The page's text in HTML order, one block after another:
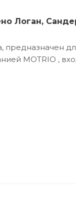
Логан,
предназначен
MOTRIO ,